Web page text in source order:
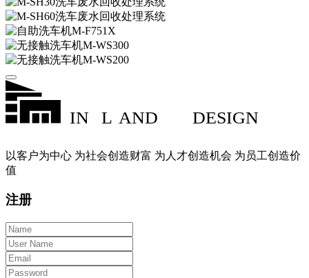
IN L AND DESIGN
以客户为中心 为社会创造财富 为人才创造机会 为员工创造价
值
注册